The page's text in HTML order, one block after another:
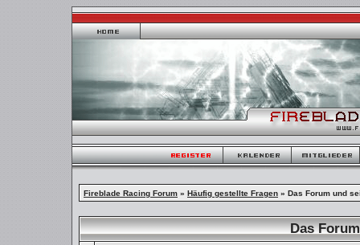
Fireblade Racing Forum » Häufig gestellte Fragen » Das Forum und
Das